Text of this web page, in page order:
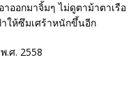
ออกมาจิ้มๆ ไม่ดูตาม้าตาเรือ
ให้ซึมเศร้าหนักขึ้นอีก
.ศ. 2558